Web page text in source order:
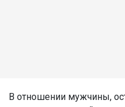
В отношении мужчины,